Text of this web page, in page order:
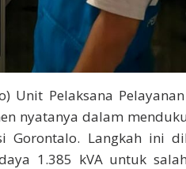
Unit Pelaksana
nyatanya dalam
Gorontalo. Langkah ini
1.385 kVA untuk